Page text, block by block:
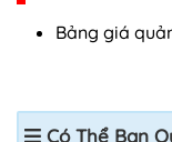
Bảng giá
Có Thể Bạn